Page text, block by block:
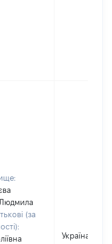
Людмила
(за
Україна